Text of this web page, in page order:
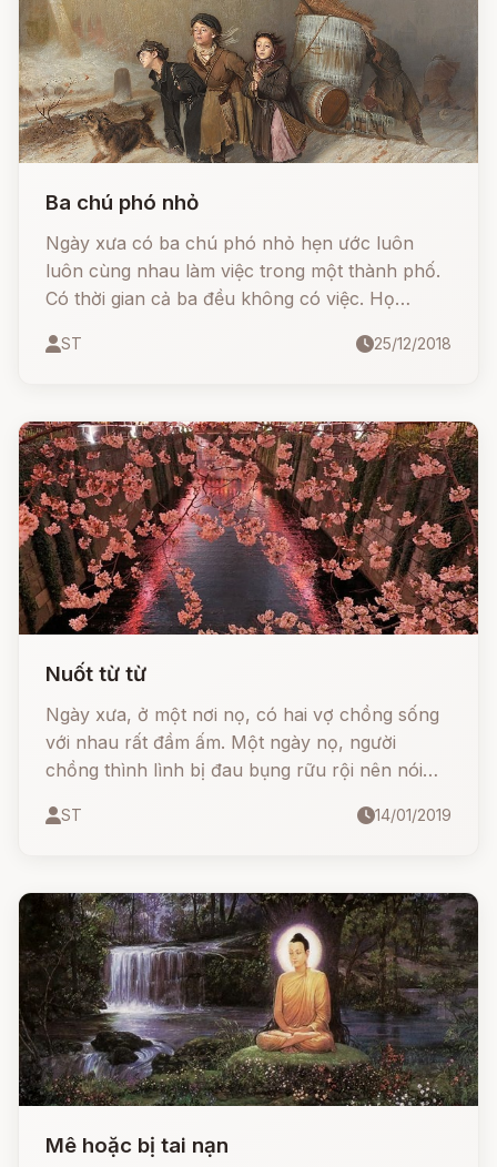
Ba chú phó nhỏ
Ngày xưa có ba chú phó nhỏ hẹn ước luôn
luôn cùng nhau làm việc trong một thành phố.
Có thời gian cả ba đều không có việc. Họ
sờn rách. Đứng trước cảnh ấy, một người trong
ST 25/12/2018
Nuốt từ từ
Ngày xưa, ở một nơi nọ, có hai vợ chồng sống
với nhau rất đầm ấm. Một ngày nọ, người
chồng thình lình bị đau bụng rữu rội nên nói
không nổi nữa. Không biết tại sao nhỉ? - Ông à,
ST 14/01/2019
Mê hoặc bị tai nạn